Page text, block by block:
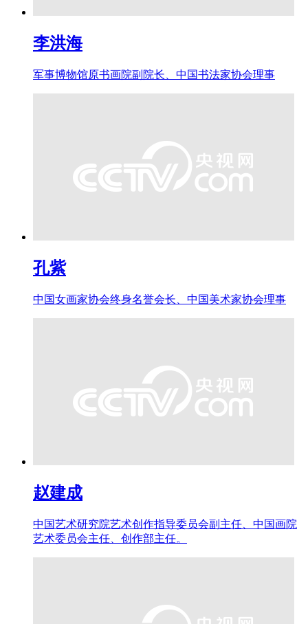
李洪海
军事博物馆原书画院副院长、中国书法家协会理事
孔紫
中国女画家协会终身名誉会长、中国美术家协会理事
赵建成
中国艺术研究院艺术创作指导委员会副主任、中国画院
艺术委员会主任、创作部主任。